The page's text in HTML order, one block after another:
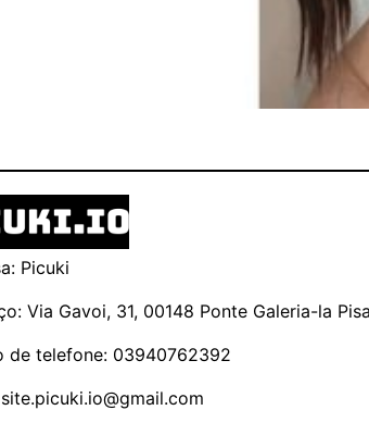
Picuki
Via Gavoi, 31, 00148 Ponte Galeria-la
de telefone: 03940762392
site.picuki.io@gmail.com